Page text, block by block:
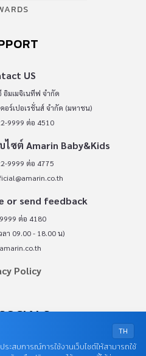
US
อิมเมจิเนทีฟ จำกัด
อร์เปอเรชั่นส์ จำกัด (มหาชน)
9999 ต่อ 4510
ซต์ Amarin Baby&Kids
9999 ต่อ 4775
or send feedback
ต่อ 4180
ลา 09.00 - 18.00 น)
Policy
TH
ระสบการณ์การใช้งานเว็บไซต์ให้สามารถใช้